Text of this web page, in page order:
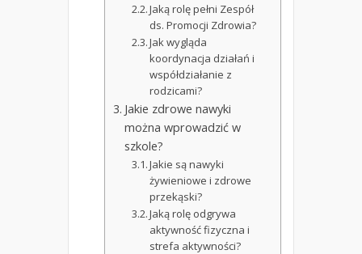
Jaką rolę pełni Zespół
ds. Promocji Zdrowia?
Jak wygląda
koordynacja działań i
współdziałanie z
rodzicami?
Jakie zdrowe nawyki
można wprowadzić w
szkole?
Jakie są nawyki
żywieniowe i zdrowe
przekąski?
Jaką rolę odgrywa
aktywność fizyczna i
strefa aktywności?